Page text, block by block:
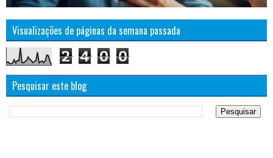
Visualizações de páginas da semana passada
2 4 0 0
Pesquisar este blog